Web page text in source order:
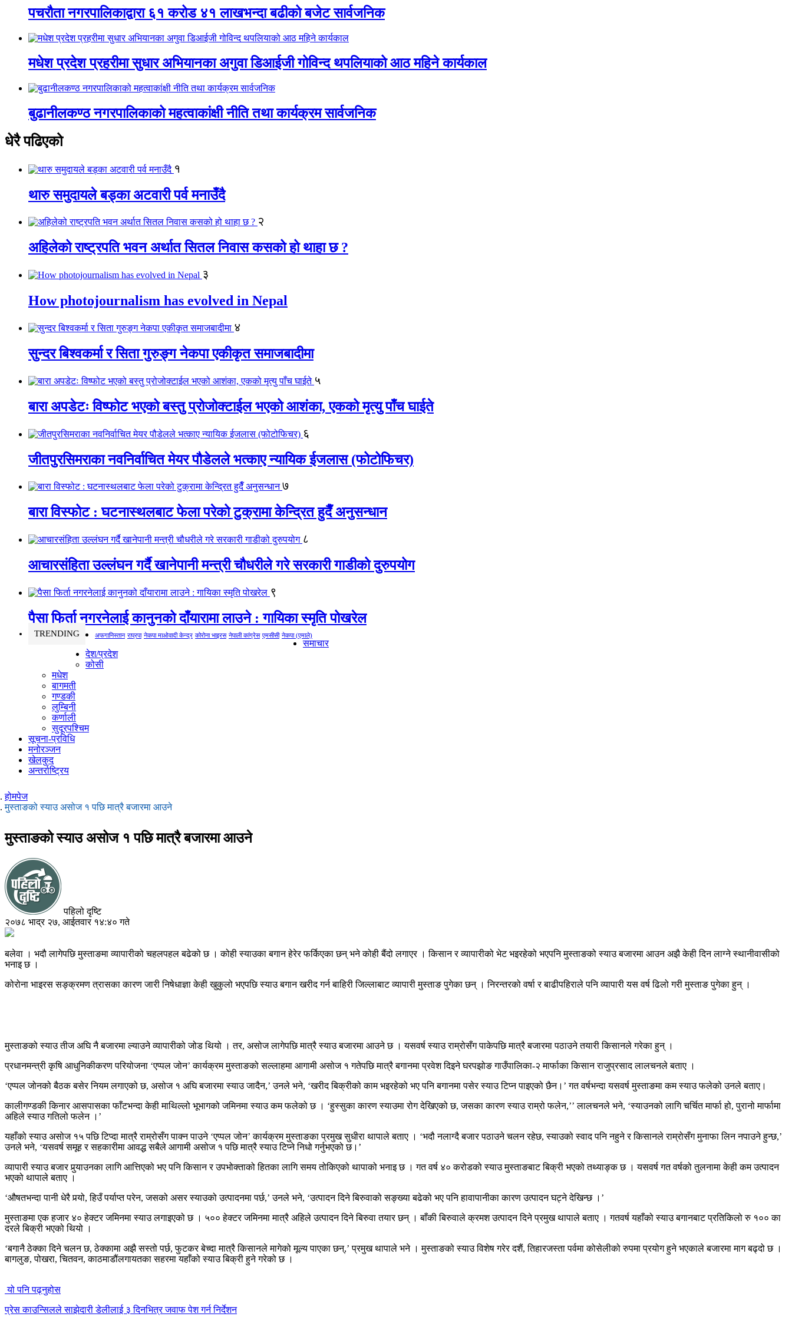
पचरौता नगरपालिकाद्वारा ६१ करोड ४१ लाखभन्दा बढीको बजेट सार्वजनिक
मधेश प्रदेश प्रहरीमा सुधार अभियानका अगुवा डिआईजी गोविन्द थपलियाको आठ महिने कार्यकाल
बुढानीलकण्ठ नगरपालिकाको महत्वाकांक्षी नीति तथा कार्यक्रम सार्वजनिक
धेरै पढिएको
१
थारु समुदायले बड्का अटवारी पर्व मनाउँदै
२
अहिलेको राष्ट्रपति भवन अर्थात सितल निवास कसको हो थाहा छ ?
३
How photojournalism has evolved in Nepal
४
सुन्दर बिश्वकर्मा र सिता गुरुङ्ग नेकपा एकीकृत समाजबादीमा
५
बारा अपडेटः विष्फोट भएको बस्तु प्रोजोक्टाईल भएको आशंका, एकको मृत्यु पाँच घाईते
६
जीतपुरसिमराका नवनिर्वाचित मेयर पौडेलले भत्काए न्यायिक ईजलास (फोटोफिचर)
७
बारा विस्फोट : घटनास्थलबाट फेला परेको टुक्रामा केन्द्रित हुदैँ अनुसन्धान
८
आचारसंहिता उल्लंघन गर्दै खानेपानी मन्त्री चौधरीले गरे सरकारी गाडीको दुरुपयोग
९
पैसा फिर्ता नगरनेलाई कानुनको दाँयारामा लाउने : गायिका स्‍मृति पोखरेल
TRENDING अफगानिस्तान राप्रपा नेकपा माओवादी केन्द्र कोरोना भाइरस नेपाली कांग्रेस एमसीसी नेकपा (एमाले)
समाचार
देश/प्रदेश
कोसी
मधेश
बागमती
गण्डकी
लुम्बिनी
कर्णाली
सुदूरपश्चिम
सूचना-प्रविधि
मनोरञ्जन
खेलकुद
अन्तर्राष्ट्रिय
होमपेज
मुस्ताङको स्याउ असोज १ पछि मात्रै बजारमा आउने
मुस्ताङको स्याउ असोज १ पछि मात्रै बजारमा आउने
पहिलो दृष्टि
२०७८ भाद्र २७, आईतवार १४:४० गते
बलेवा । भदौ लागेपछि मुस्ताङमा व्यापारीको चहलपहल बढेको छ । कोही स्याउका बगान हेरेर फर्किएका छन् भने कोही बैंदो लगाएर । किसान र व्यापारीको भेट भइरहेको भएपनि मुस्ताङको स्याउ बजारमा आउन अझै केही दिन लाग्ने स्थानीवासीको
भनाइ छ ।
कोरोना भाइरस सङ्क्रमण त्रासका कारण जारी निषेधाज्ञा केही खुकुलो भएपछि स्याउ बगान खरीद गर्न बाहिरी जिल्लाबाट व्यापारी मुस्ताङ पुगेका छन् । निरन्तरको वर्षा र बाढीपहिराले पनि व्यापारी यस वर्ष ढिलो गरी मुस्ताङ पुगेका हुन् ।
मुस्ताङको स्याउ तीज अघि नै बजारमा ल्याउने व्यापारीको जोड थियो । तर, असोज लागेपछि मात्रै स्याउ बजारमा आउने छ । यसवर्ष स्याउ राम्रोसँग पाकेपछि मात्रै बजारमा पठाउने तयारी किसानले गरेका हुन् ।
प्रधानमन्त्री कृषि आधुनिकीकरण परियोजना ‘एप्पल जोन’ कार्यक्रम मुस्ताङको सल्लाहमा आगामी असोज १ गतेपछि मात्रै बगानमा प्रवेश दिइने घरपझोङ गाउँपालिका-२ मार्फाका किसान राजुप्रसाद लालचनले बताए ।
‘एप्पल जोनको बैठक बसेर नियम लगाएको छ, असोज १ अघि बजारमा स्याउ जादैन,’ उनले भने, ‘खरीद बिक्रीको काम भइरहेको भए पनि बगानमा पसेर स्याउ टिप्न पाइएको छैन।’ गत वर्षभन्दा यसवर्ष मुस्ताङमा कम स्याउ फलेको उनले बताए।
कालीगण्डकी किनार आसपासका फाँटभन्दा केही माथिल्लो भूभागको जमिनमा स्याउ कम फलेको छ । ‘हुस्सुका कारण स्याउमा रोग देखिएको छ, जसका कारण स्याउ राम्रो फलेन,’’ लालचनले भने, ‘स्याउनको लागि चर्चित मार्फा हो, पुरानो मार्फामा
अहिले स्याउ गतिलो फलेन ।’
यहाँको स्याउ असोज १५ पछि टिप्दा मात्रै राम्रोसँग पाक्न पाउने ‘एप्पल जोन’ कार्यक्रम मुस्ताङका प्रमुख सुधीरा थापाले बताए । ‘भदौ नलाग्दै बजार पठाउने चलन रहेछ, स्याउको स्वाद पनि नहुने र किसानले राम्रोसँग मुनाफा लिन नपाउने हुन्छ,’
उनले भने, ‘यसवर्ष समूह र सहकारीमा आवद्ध सबैले आगामी असोज १ पछि मात्रै स्याउ टिप्ने निधो गर्नुभएको छ।’
व्यापारी स्याउ बजार पुर्‍याउनका लागि आत्तिएको भए पनि किसान र उपभोक्ताको हितका लागि समय तोकिएको थापाको भनाइ छ । गत वर्ष ४० करोडको स्याउ मुस्ताङबाट बिक्री भएको तथ्याङ्क छ । यसवर्ष गत वर्षको तुलनामा केही कम उत्पादन
भएको थापाले बताए ।
‘औषतभन्दा पानी धेरै पर्‍यो, हिउँ पर्याप्त परेन, जसको असर स्याउको उत्पादनमा पर्छ,’ उनले भने, ‘उत्पादन दिने बिरुवाको सङ्ख्या बढेको भए पनि हावापानीका कारण उत्पादन घट्ने देखिन्छ ।’
मुस्ताङमा एक हजार ४० हेक्टर जमिनमा स्याउ लगाइएको छ । ५०० हेक्टर जमिनमा मात्रै अहिले उत्पादन दिने बिरुवा तयार छन् । बाँकी बिरुवाले क्रमश उत्पादन दिने प्रमुख थापाले बताए । गतवर्ष यहाँको स्याउ बगानबाट प्रतिकिलो रु १०० का
दरले बिक्री भएको थियो ।
‘बगानै ठेक्का दिने चलन छ, ठेक्कामा अझै सस्तो पर्छ, फुटकर बेच्दा मात्रै किसानले मागेको मूल्य पाएका छन्,’ प्रमुख थापाले भने । मुस्ताङको स्याउ विशेष गरेर दशैं, तिहारजस्ता पर्वमा कोसेलीको रुपमा प्रयोग हुने भएकाले बजारमा माग बढ्दो छ ।
बागलुङ, पोखरा, चितवन, काठमाडौंलगायतका सहरमा यहाँको स्याउ बिक्री हुने गरेको छ ।
यो पनि पढ्नुहोस
प्रेस काउन्सिलले साझेदारी डेलीलाई ३ दिनभित्र जवाफ पेश गर्न निर्देशन